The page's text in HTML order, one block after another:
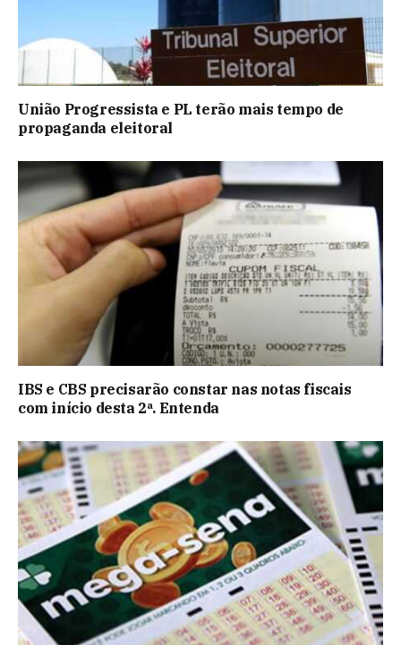
União Progressista e PL terão mais tempo de
propaganda eleitoral
IBS e CBS precisarão constar nas notas fiscais
com início desta 2ª. Entenda